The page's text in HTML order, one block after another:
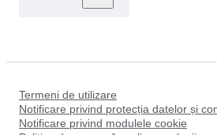
Termeni de utilizare
Notificare privind protecția datelor și
Notificare privind modulele cookie